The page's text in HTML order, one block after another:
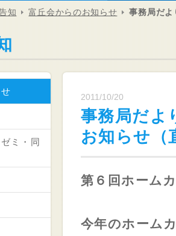
知 富丘会からのお知らせ 事務局だ
ミ・同
2011/10/20
事務局だ
お知らせ（
第６回ホーム
今年のホーム